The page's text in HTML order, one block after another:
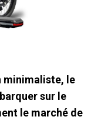
minimaliste, le
sur le
le marché de